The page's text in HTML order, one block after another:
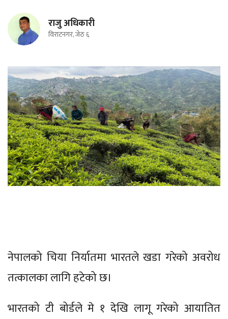
राजु अधिकारी
विराटनगर, जेठ ६
नेपालको चिया निर्यातमा भारतले खडा गरेको अवरोध
तत्कालका लागि हटेको छ।
भारतको टी बोर्डले मे १ देखि लागू गरेको आयातित